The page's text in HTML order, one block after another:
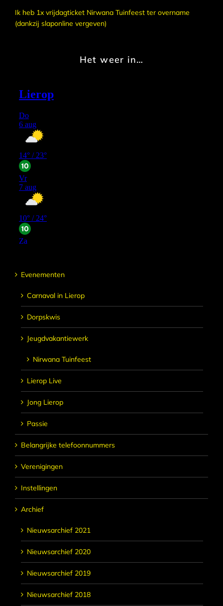
Ik heb 1x vrijdagticket Nirwana Tuinfeest ter overname
(dankzij slaponline vergeven)
Het weer in…
Evenementen
Carnaval in Lierop
Dorpskwis
Jeugdvakantiewerk
Nirwana Tuinfeest
Lierop Live
Jong Lierop
Passie
Belangrijke telefoonnummers
Verenigingen
Instellingen
Archief
Nieuwsarchief 2021
Nieuwsarchief 2020
Nieuwsarchief 2019
Nieuwsarchief 2018